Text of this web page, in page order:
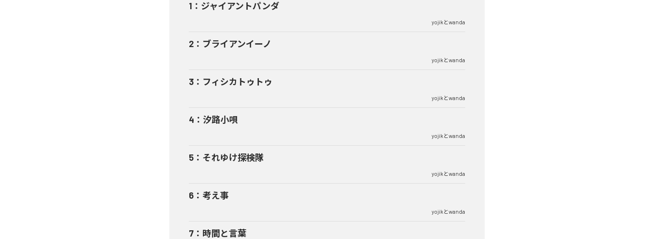
1 ： ジャイアントパンダ
yojikとwanda
2 ： ブライアンイーノ
yojikとwanda
3 ： フィシカトゥトゥ
yojikとwanda
4 ： 汐路小唄
yojikとwanda
5 ： それゆけ探検隊
yojikとwanda
6 ： 考え事
yojikとwanda
7 ： 時間と言葉